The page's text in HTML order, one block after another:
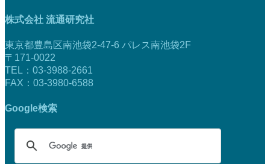
株式会社 流通研究社
東京都豊島区南池袋2-47-6 パレス南池袋2F
〒171-0022
TEL：03-3988-2661
FAX：03-3980-6588
Google検索